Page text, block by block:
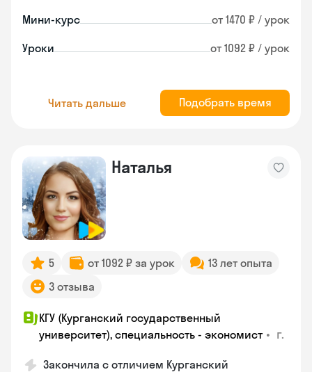
Мини-курс от 1470 ₽ / урок
Уроки от 1092 ₽ / урок
Читать дальше Подобрать время
Наталья
5 от 1092 ₽ за урок
13 лет опыта
3 отзыва
КГУ (Курганский государственный
университет), специальность - экономист • г.
Закончила с отличием Курганский